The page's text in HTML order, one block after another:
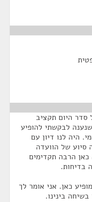
סדר היום תקציב
לבקשתי להופיע
היה לנו דיון עם
של הוועדה
הרבה תקדימים
בדיחות.
כאן. אני אומר לך
בינינו.